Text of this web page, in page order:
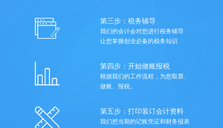
第三步：税务辅导
我们的会计会对您进行税务辅导
让您掌握创业必备的税务知识
第四步：开始做账报税
根据我们的工作流程，为您取票、
做账、报税。
第五步：打印装订会计资料
我们把当期的记账凭证和财务报表